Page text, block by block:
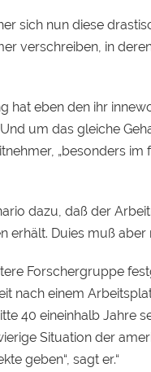
sich nun diese
verschreiben, in
hat eben den ihr
um das gleiche
„besonders
dazu, daß der
erhält. Duies muß
Forschergruppe
nach einem
40 eineinhalb Jahre
Situation der
geben“, sagt er.“